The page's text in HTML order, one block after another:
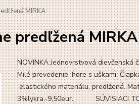
MIRKA
predľžená MIRKA
NOVINKA Jednovrstvová dievčenská
Milé prevedenie, hore s uškami.
elastického materiálu, predlžená.
3%lykra.-9,50eur. SÚVISIACI